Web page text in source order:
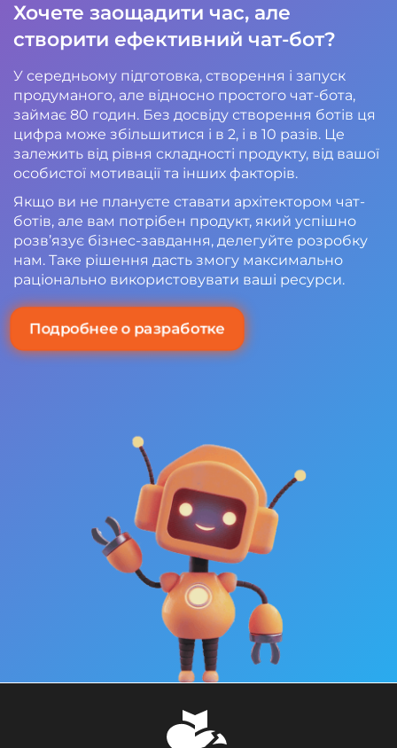
Хочете заощадити час, але
створити ефективний чат-бот?
У середньому підготовка, створення і запуск
продуманого, але відносно простого чат-бота,
займає 80 годин. Без досвіду створення ботів ця
цифра може збільшитися і в 2, і в 10 разів. Це
залежить від рівня складності продукту, від вашої
особистої мотивації та інших факторів.
Якщо ви не плануєте ставати архітектором чат-
ботів, але вам потрібен продукт, який успішно
розв’язує бізнес-завдання, делегуйте розробку
нам. Таке рішення дасть змогу максимально
раціонально використовувати ваші ресурси.
Подробнее о разработке